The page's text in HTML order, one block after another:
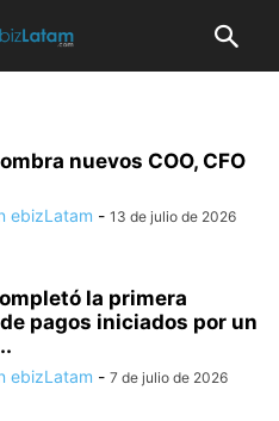
nuevos COO, CFO
ebizLatam - 13 de julio de 2026
la primera
pagos iniciados por un
ebizLatam - 7 de julio de 2026